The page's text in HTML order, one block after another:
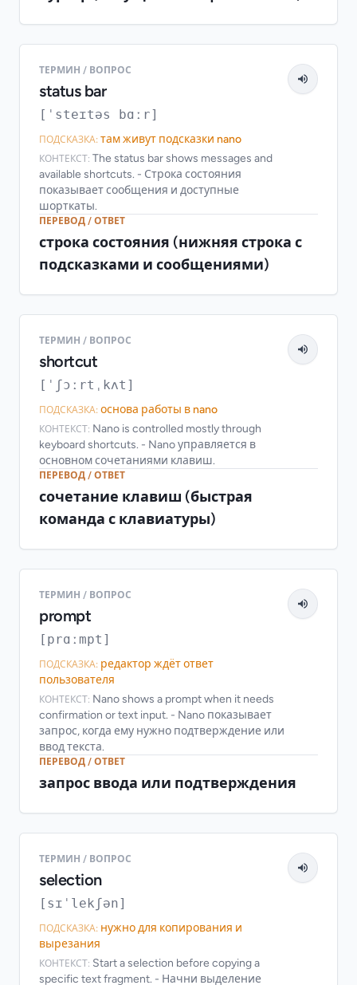
ТЕРМИН / ВОПРОС
status bar
[ˈsteɪtəs bɑːr]
ПОДСКАЗКА: там живут подсказки nano
КОНТЕКСТ: The status bar shows messages and
available shortcuts. - Строка состояния
показывает сообщения и доступные
шорткаты.
ПЕРЕВОД / ОТВЕТ
строка состояния (нижняя строка с
подсказками и сообщениями)
ТЕРМИН / ВОПРОС
shortcut
[ˈʃɔːrtˌkʌt]
ПОДСКАЗКА: основа работы в nano
КОНТЕКСТ: Nano is controlled mostly through
keyboard shortcuts. - Nano управляется в
основном сочетаниями клавиш.
ПЕРЕВОД / ОТВЕТ
сочетание клавиш (быстрая
команда с клавиатуры)
ТЕРМИН / ВОПРОС
prompt
[prɑːmpt]
ПОДСКАЗКА: редактор ждёт ответ
пользователя
КОНТЕКСТ: Nano shows a prompt when it needs
confirmation or text input. - Nano показывает
запрос, когда ему нужно подтверждение или
ввод текста.
ПЕРЕВОД / ОТВЕТ
запрос ввода или подтверждения
ТЕРМИН / ВОПРОС
selection
[sɪˈlekʃən]
ПОДСКАЗКА: нужно для копирования и
вырезания
КОНТЕКСТ: Start a selection before copying a
specific text fragment. - Начни выделение